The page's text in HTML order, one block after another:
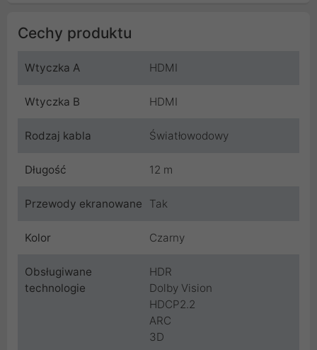
Cechy produktu
Wtyczka A HDMI
Wtyczka B HDMI
Rodzaj kabla Światłowodowy
Długość 12 m
Przewody ekranowane Tak
Kolor Czarny
Obsługiwane
technologie
HDR
Dolby Vision
HDCP2.2
ARC
3D